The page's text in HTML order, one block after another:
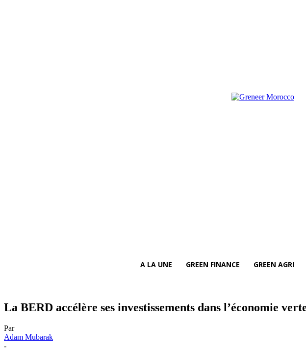
A LA UNE GREEN FINANCE GREEN AGRI
La BERD accélère ses investissements dans l’économie
Par
Adam Mubarak
-